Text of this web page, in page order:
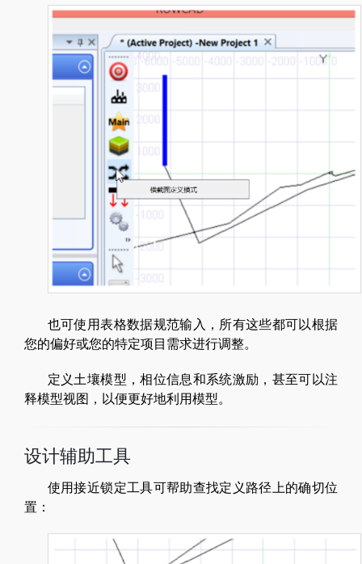
也可使用表格数据规范输入，所有这些都可以根据
您的偏好或您的特定项目需求进行调整。
定义土壤模型，相位信息和系统激励，甚至可以注
释模型视图，以便更好地利用模型。
设计辅助工具
使用接近锁定工具可帮助查找定义路径上的确切位
置：